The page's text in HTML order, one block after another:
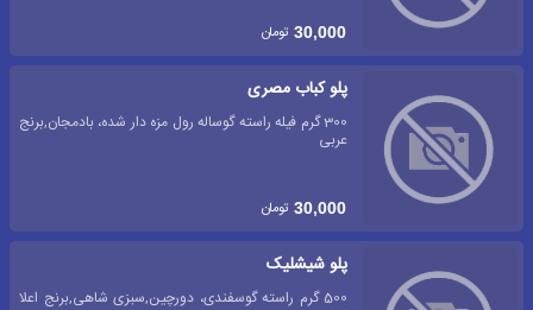
30,000 تومان
پلو کباب مصری
300 گرم فیله راسته گوساله رول مزه دار شده، بادمجان,برنج
عربی
30,000 تومان
پلو شیشلیک
500 گرم راسته گوسفندی، دورچین,سبزی شاهی,برنج اعلا